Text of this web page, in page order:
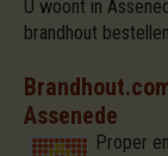
U woont in
brandhout
Assenede
Proper